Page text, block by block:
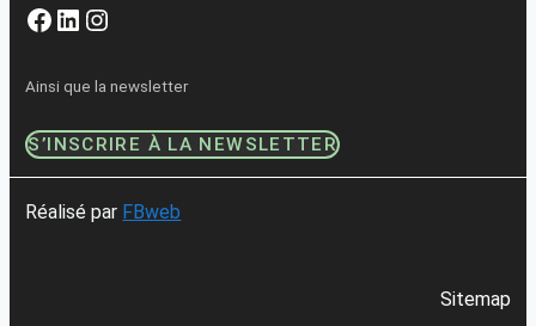
Facebook
LinkedIn
Instagram
Ainsi que la newsletter
S’INSCRIRE À LA NEWSLETTER
Réalisé par FBweb
Sitemap